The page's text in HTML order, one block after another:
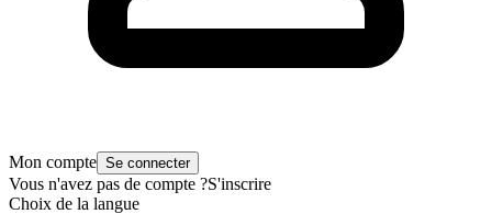
Mon compte Se connecter
Vous n'avez pas de compte ?S'inscrire
Choix de la langue